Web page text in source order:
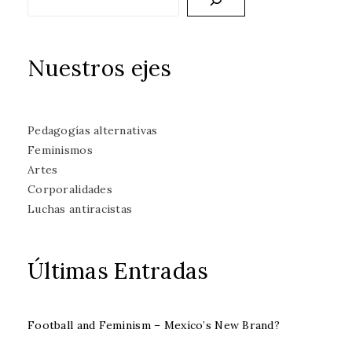
Nuestros ejes
Pedagogías alternativas
Feminismos
Artes
Corporalidades
Luchas antiracistas
Últimas Entradas
Football and Feminism – Mexico’s New Brand?